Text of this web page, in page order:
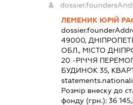
ЛЕМЕНИК ЮРІЙ
49000,
ОБЛ., МІСТО
20 -РІЧЧЯ
БУДИНОК 35,
Розмір внеску до
фонду (грн.): 36